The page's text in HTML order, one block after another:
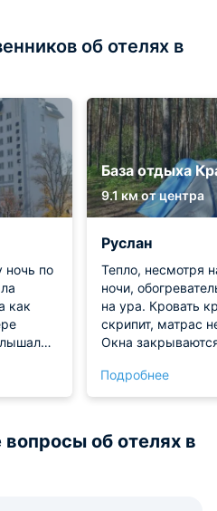
об отелях в
ночь по
как
номере
База отдыха
9.1 км от центра
Руслан
Тепло, несмотря
ночи,
на ура. Кровать
скрипит, матрас
Окна
кресло, сидел
птиц. Душевая
Подробнее
об отелях в